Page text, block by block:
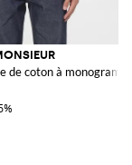
de coton à